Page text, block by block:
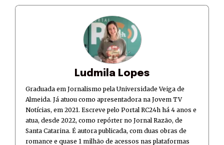
Ludmila Lopes
Graduada em Jornalismo pela Universidade Veiga de
Almeida. Já atuou como apresentadora na Jovem TV
Notícias, em 2021. Escreve pelo Portal RC24h há 4 anos e
atua, desde 2022, como repórter no Jornal Razão, de
Santa Catarina. É autora publicada, com duas obras de
romance e quase 1 milhão de acessos nas plataformas